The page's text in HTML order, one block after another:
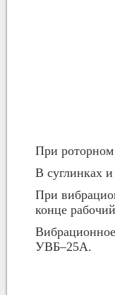
При
В суглинках
При
конце
УВБ–25А.